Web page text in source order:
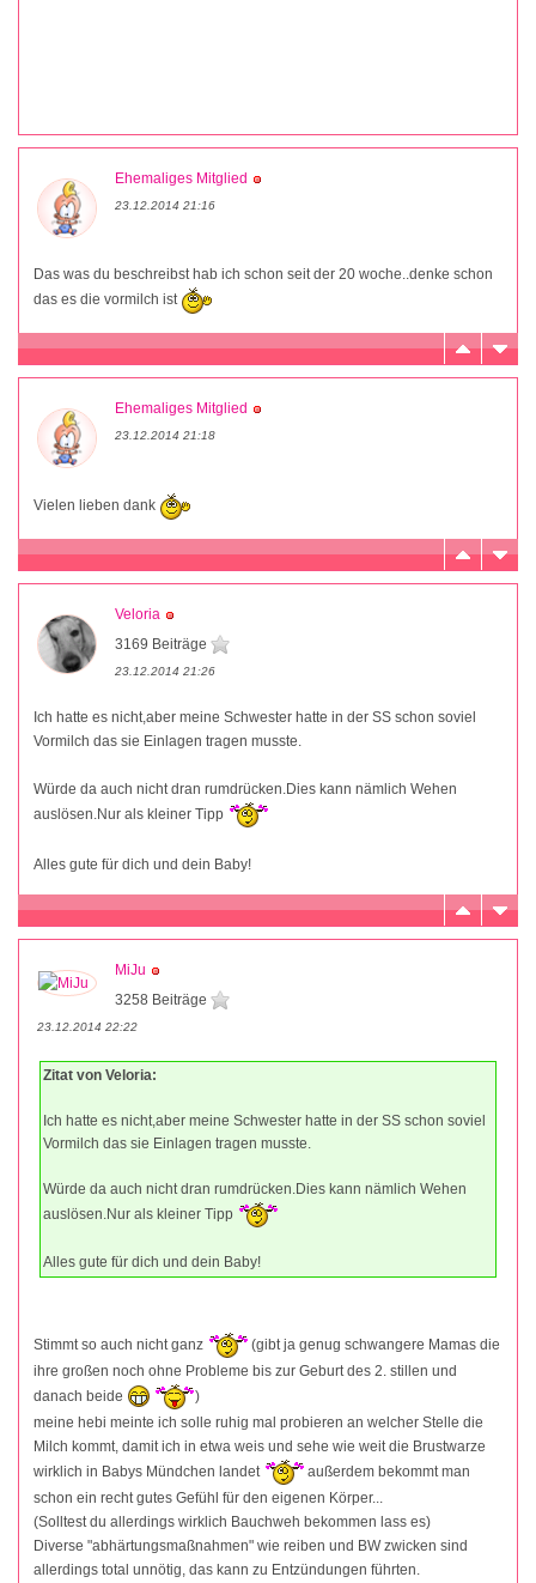
Ehemaliges Mitglied
23.12.2014 21:16
Das was du beschreibst hab ich schon seit der 20 woche..denke schon
das es die vormilch ist
Ehemaliges Mitglied
23.12.2014 21:18
Vielen lieben dank
Veloria
3169 Beiträge
23.12.2014 21:26
Ich hatte es nicht,aber meine Schwester hatte in der SS schon soviel
Vormilch das sie Einlagen tragen musste.
Würde da auch nicht dran rumdrücken.Dies kann nämlich Wehen
auslösen.Nur als kleiner Tipp
Alles gute für dich und dein Baby!
MiJu
3258 Beiträge
23.12.2014 22:22
Zitat von Veloria:
Ich hatte es nicht,aber meine Schwester hatte in der SS schon soviel
Vormilch das sie Einlagen tragen musste.
Würde da auch nicht dran rumdrücken.Dies kann nämlich Wehen
auslösen.Nur als kleiner Tipp
Alles gute für dich und dein Baby!
Stimmt so auch nicht ganz
(gibt ja genug schwangere Mamas die
ihre großen noch ohne Probleme bis zur Geburt des 2. stillen und
danach beide
)
meine hebi meinte ich solle ruhig mal probieren an welcher Stelle die
Milch kommt, damit ich in etwa weis und sehe wie weit die Brustwarze
wirklich in Babys Mündchen landet
außerdem bekommt man
schon ein recht gutes Gefühl für den eigenen Körper...
(Solltest du allerdings wirklich Bauchweh bekommen lass es)
Diverse "abhärtungsmaßnahmen" wie reiben und BW zwicken sind
allerdings total unnötig, das kann zu Entzündungen führten.